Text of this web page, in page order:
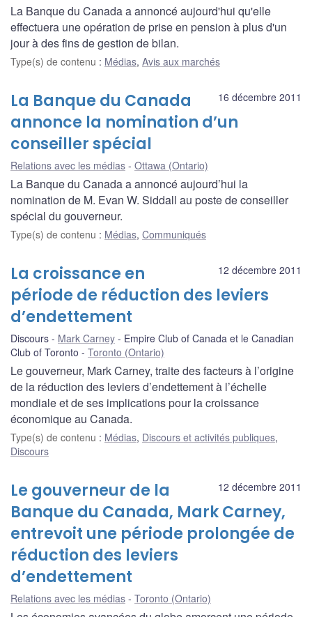
La Banque du Canada a annoncé aujourd'hui qu'elle
effectuera une opération de prise en pension à plus d'un
jour à des fins de gestion de bilan.
Type(s) de contenu : Médias, Avis aux marchés
16 décembre 2011
La Banque du Canada
annonce la nomination d’un
conseiller spécial
Relations avec les médias Ottawa (Ontario)
La Banque du Canada a annoncé aujourd’hui la
nomination de M. Evan W. Siddall au poste de conseiller
spécial du gouverneur.
Type(s) de contenu : Médias, Communiqués
12 décembre 2011
La croissance en
période de réduction des leviers
d’endettement
Discours Mark Carney
Empire Club of Canada et le Canadian
Club of Toronto
Toronto (Ontario)
Le gouverneur, Mark Carney, traite des facteurs à l’origine
de la réduction des leviers d’endettement à l’échelle
mondiale et de ses implications pour la croissance
économique au Canada.
Type(s) de contenu : Médias, Discours et activités publiques,
Discours
12 décembre 2011
Le gouverneur de la
Banque du Canada, Mark Carney,
entrevoit une période prolongée de
réduction des leviers
d’endettement
Relations avec les médias Toronto (Ontario)